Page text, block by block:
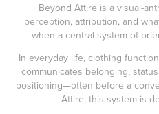
Beyond Attire is a visual-
perception, attribution, and
when a central system of
In everyday life, clothing
communicates belonging,
positioning—often before a
Attire, this system is